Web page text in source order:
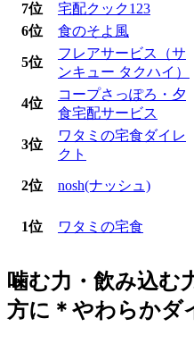
7位 宅配クック123
6位
食のそよ風
5位
フレアサービス（サ
ンキュー タクハイ）
4位
コープさっぽろ・夕
食宅配サービス
3位
ワタミの宅食ダイレ
クト
2位 nosh(ナッシュ)
1位 ワタミの宅食
噛む力・飲み込む
方に＊やわらかダ